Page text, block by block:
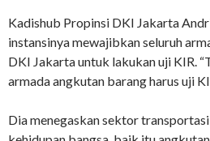
Kadishub Propinsi DKI Jakarta
instansinya mewajibkan seluruh
DKI Jakarta untuk lakukan uji KIR.
armada angkutan barang harus uji
Dia menegaskan sektor